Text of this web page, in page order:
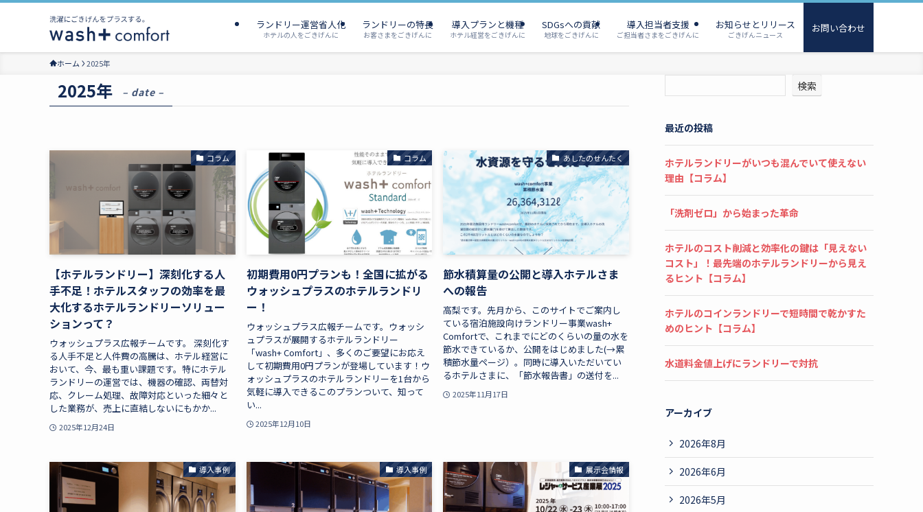
ランドリー運営省人化
ホテルの人をごきげんに
ランドリーの特長
お客さまをごきげんに
導入プランと機種
ホテル経営をごきげんに
SDGsへの貢献
地球をごきげんに
導入担当者支援
ご担当者さまをごきげんに
お知らせとリリース
ごきげんニュース
お問い合わせ
ホーム 2025年
2025年 – date –
コラム
【ホテルランドリー】深刻化する人
手不足！ホテルスタッフの効率を最
大化するホテルランドリーソリュー
ションって？
ウォッシュプラス広報チームです。 深刻化す
る人手不足と人件費の高騰は、ホテル経営に
おいて、今、最も重い課題です。特にホテル
ランドリーの運営では、機器の確認、両替対
応、クレーム処理、故障対応といった細々と
した業務が、売上に直結しないにもかか...
2025年12月24日
コラム
初期費用0円プランも！全国に拡がる
ウォッシュプラスのホテルランドリ
ー！
ウォッシュプラス広報チームです。ウォッシ
ュプラスが展開するホテルランドリー
「wash+ Comfort」、多くのご要望にお応え
して初期費用0円プランが登場しています！ウ
ォッシュプラスのホテルランドリーを1台から
気軽に導入できるこのプランついて、知って
い...
2025年12月10日
あしたのせんたく
節水積算量の公開と導入ホテルさま
への報告
高梨です。先月から、このサイトでご案内し
ている宿泊施設向けランドリー事業wash+
Comfortで、これまでにどのくらいの量の水を
節水できているか、公開をはじめました(→累
積節水量ページ）。同時に導入いただいてい
るホテルさまに、「節水報告書」の送付を...
2025年11月17日
導入事例 導入事例 展示会情報
検索
最近の投稿
ホテルランドリーがいつも混んでいて使えない
理由【コラム】
「洗剤ゼロ」から始まった革命
ホテルのコスト削減と効率化の鍵は「見えない
コスト」！最先端のホテルランドリーから見え
るヒント【コラム】
ホテルのコインランドリーで短時間で乾かすた
めのヒント【コラム】
水道料金値上げにランドリーで対抗
アーカイブ
2026年8月
2026年6月
2026年5月